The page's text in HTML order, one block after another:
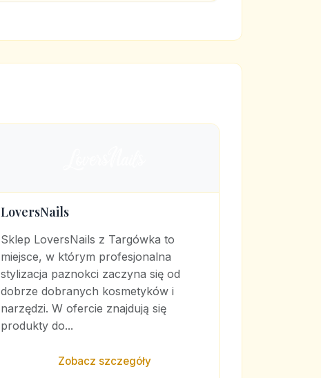
LoversNails
Sklep LoversNails z Targówka to
miejsce, w którym profesjonalna
stylizacja paznokci zaczyna się od
dobrze dobranych kosmetyków i
narzędzi. W ofercie znajdują się
produkty do...
Zobacz szczegóły